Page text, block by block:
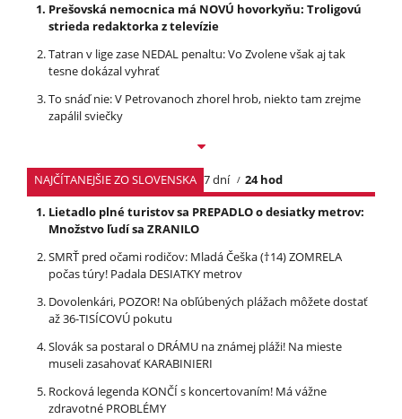
Prešovská nemocnica má NOVÚ hovorkyňu: Troligovú
strieda redaktorka z televízie
Tatran v lige zase NEDAL penaltu: Vo Zvolene však aj tak
tesne dokázal vyhrať
To snáď nie: V Petrovanoch zhorel hrob, niekto tam zrejme
zapálil sviečky
NAJČÍTANEJŠIE ZO SLOVENSKA 7 dní
24 hod
Lietadlo plné turistov sa PREPADLO o desiatky metrov:
Množstvo ľudí sa ZRANILO
SMRŤ pred očami rodičov: Mladá Češka (†14) ZOMRELA
počas túry! Padala DESIATKY metrov
Dovolenkári, POZOR! Na obľúbených plážach môžete dostať
až 36-TISÍCOVÚ pokutu
Slovák sa postaral o DRÁMU na známej pláži! Na mieste
museli zasahovať KARABINIERI
Rocková legenda KONČÍ s koncertovaním! Má vážne
zdravotné PROBLÉMY